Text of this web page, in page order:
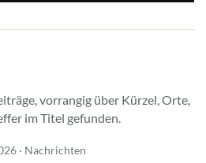
vorrangig über Kürzel, Orte,
im Titel gefunden.
· Nachrichten